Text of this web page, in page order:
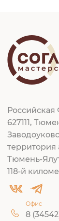
627111,
территория
Тюмень-
118-й
Офис
8